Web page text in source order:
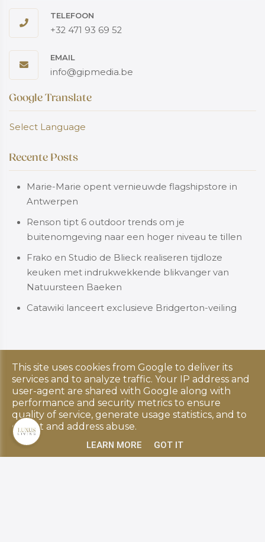
TELEFOON
+32 471 93 69 52
EMAIL
info@gipmedia.be
Google Translate
Select Language
Recente Posts
Marie-Marie opent vernieuwde flagshipstore in
Antwerpen
Renson tipt 6 outdoor trends om je
buitenomgeving naar een hoger niveau te tillen
Frako en Studio de Blieck realiseren tijdloze
keuken met indrukwekkende blikvanger van
Natuursteen Baeken
Catawiki lanceert exclusieve Bridgerton-veiling
Copyright © 2026 Luxus Living. All rights reserved.
Privacy & Cookies|UP-TO-DATE WebDesign
This site uses cookies from Google to deliver its
services and to analyze traffic. Your IP address and
user-agent are shared with Google along with
performance and security metrics to ensure
quality of service, generate usage statistics, and to
detect and address abuse.
LEARN MORE GOT IT